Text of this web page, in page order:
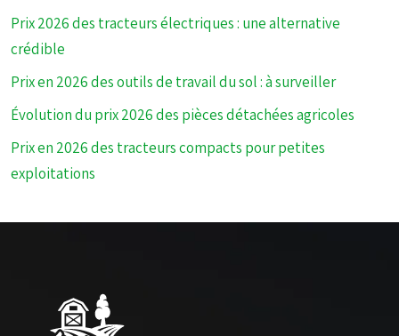
Prix 2026 des tracteurs électriques : une alternative
crédible
Prix en 2026 des outils de travail du sol : à surveiller
Évolution du prix 2026 des pièces détachées agricoles
Prix en 2026 des tracteurs compacts pour petites
exploitations